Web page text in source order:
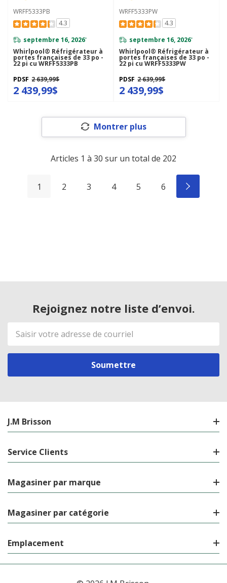
WRFF5333PB
4.3
septembre 16, 2026*
Whirlpool® Réfrigérateur à
portes françaises de 33 po -
22 pi cu WRFF5333PB
PDSF 2 639,99$
2 439,99$
WRFF5333PW
4.3
septembre 16, 2026*
Whirlpool® Réfrigérateur à
portes françaises de 33 po -
22 pi cu WRFF5333PW
PDSF 2 639,99$
2 439,99$
Montrer plus
Articles 1 à 30 sur un total de 202
1 2 3 4 5 6
Rejoignez notre liste d’envoi.
Adresse
de
courriel
J.M Brisson
Service Clients
Magasiner par marque
Magasiner par catégorie
Emplacement